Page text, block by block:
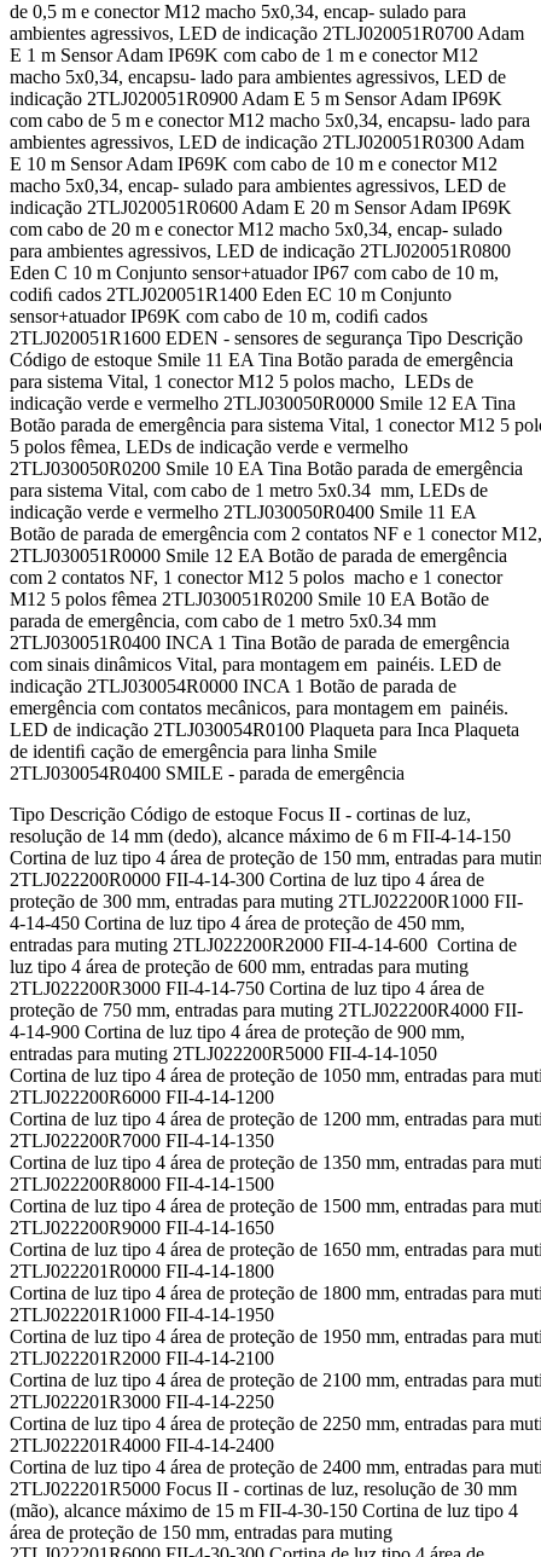
de 0,5 m e conector M12 macho 5x0,34, encap- sulado para
ambientes agressivos, LED de indicação 2TLJ020051R0700 Adam
E 1 m Sensor Adam IP69K com cabo de 1 m e conector M12
macho 5x0,34, encapsu- lado para ambientes agressivos, LED de
indicação 2TLJ020051R0900 Adam E 5 m Sensor Adam IP69K
com cabo de 5 m e conector M12 macho 5x0,34, encapsu- lado para
ambientes agressivos, LED de indicação 2TLJ020051R0300 Adam
E 10 m Sensor Adam IP69K com cabo de 10 m e conector M12
macho 5x0,34, encap- sulado para ambientes agressivos, LED de
indicação 2TLJ020051R0600 Adam E 20 m Sensor Adam IP69K
com cabo de 20 m e conector M12 macho 5x0,34, encap- sulado
para ambientes agressivos, LED de indicação 2TLJ020051R0800
Eden C 10 m Conjunto sensor+atuador IP67 com cabo de 10 m,
codiﬁ cados 2TLJ020051R1400 Eden EC 10 m Conjunto
sensor+atuador IP69K com cabo de 10 m, codiﬁ cados
2TLJ020051R1600 EDEN - sensores de segurança Tipo Descrição
Código de estoque Smile 11 EA Tina Botão parada de emergência
para sistema Vital, 1 conector M12 5 polos macho, LEDs de
indicação verde e vermelho 2TLJ030050R0000 Smile 12 EA Tina
Botão parada de emergência para sistema Vital, 1 conector M12 5
5 polos fêmea, LEDs de indicação verde e vermelho
2TLJ030050R0200 Smile 10 EA Tina Botão parada de emergência
para sistema Vital, com cabo de 1 metro 5x0.34 mm, LEDs de
indicação verde e vermelho 2TLJ030050R0400 Smile 11 EA
Botão de parada de emergência com 2 contatos NF e 1 conector
2TLJ030051R0000 Smile 12 EA Botão de parada de emergência
com 2 contatos NF, 1 conector M12 5 polos macho e 1 conector
M12 5 polos fêmea 2TLJ030051R0200 Smile 10 EA Botão de
parada de emergência, com cabo de 1 metro 5x0.34 mm
2TLJ030051R0400 INCA 1 Tina Botão de parada de emergência
com sinais dinâmicos Vital, para montagem em painéis. LED de
indicação 2TLJ030054R0000 INCA 1 Botão de parada de
emergência com contatos mecânicos, para montagem em painéis.
LED de indicação 2TLJ030054R0100 Plaqueta para Inca Plaqueta
de identiﬁ cação de emergência para linha Smile
2TLJ030054R0400 SMILE - parada de emergência
Tipo Descrição Código de estoque Focus II - cortinas de luz,
resolução de 14 mm (dedo), alcance máximo de 6 m FII-4-14-150
Cortina de luz tipo 4 área de proteção de 150 mm, entradas para
2TLJ022200R0000 FII-4-14-300 Cortina de luz tipo 4 área de
proteção de 300 mm, entradas para muting 2TLJ022200R1000 FII-
4-14-450 Cortina de luz tipo 4 área de proteção de 450 mm,
entradas para muting 2TLJ022200R2000 FII-4-14-600 Cortina de
luz tipo 4 área de proteção de 600 mm, entradas para muting
2TLJ022200R3000 FII-4-14-750 Cortina de luz tipo 4 área de
proteção de 750 mm, entradas para muting 2TLJ022200R4000 FII-
4-14-900 Cortina de luz tipo 4 área de proteção de 900 mm,
entradas para muting 2TLJ022200R5000 FII-4-14-1050
Cortina de luz tipo 4 área de proteção de 1050 mm, entradas para
2TLJ022200R6000 FII-4-14-1200
Cortina de luz tipo 4 área de proteção de 1200 mm, entradas para
2TLJ022200R7000 FII-4-14-1350
Cortina de luz tipo 4 área de proteção de 1350 mm, entradas para
2TLJ022200R8000 FII-4-14-1500
Cortina de luz tipo 4 área de proteção de 1500 mm, entradas para
2TLJ022200R9000 FII-4-14-1650
Cortina de luz tipo 4 área de proteção de 1650 mm, entradas para
2TLJ022201R0000 FII-4-14-1800
Cortina de luz tipo 4 área de proteção de 1800 mm, entradas para
2TLJ022201R1000 FII-4-14-1950
Cortina de luz tipo 4 área de proteção de 1950 mm, entradas para
2TLJ022201R2000 FII-4-14-2100
Cortina de luz tipo 4 área de proteção de 2100 mm, entradas para
2TLJ022201R3000 FII-4-14-2250
Cortina de luz tipo 4 área de proteção de 2250 mm, entradas para
2TLJ022201R4000 FII-4-14-2400
Cortina de luz tipo 4 área de proteção de 2400 mm, entradas para
2TLJ022201R5000 Focus II - cortinas de luz, resolução de 30 mm
(mão), alcance máximo de 15 m FII-4-30-150 Cortina de luz tipo 4
área de proteção de 150 mm, entradas para muting